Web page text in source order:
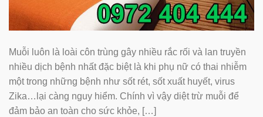
Muỗi luôn là loài côn trùng gây nhiều rắc rối và lan truyền
nhiều dịch bệnh nhất đặc biệt là khi phụ nữ có thai nhiễm
một trong những bệnh như sốt rét, sốt xuất huyết, virus
Zika…lại càng nguy hiểm. Chính vì vậy diệt trừ muỗi để
đảm bảo an toàn cho sức khỏe, […]